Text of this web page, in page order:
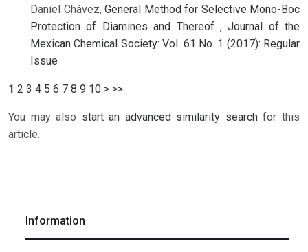
Daniel Chávez, General Method for Selective Mono-Boc
Protection of Diamines and Thereof ,Journal of the
Mexican Chemical Society: Vol. 61 No. 1 (2017): Regular
Issue
1 2 3 4 5 6 7 8 9 10 > >>
You may also start an advanced similarity searchfor this
article.
Information